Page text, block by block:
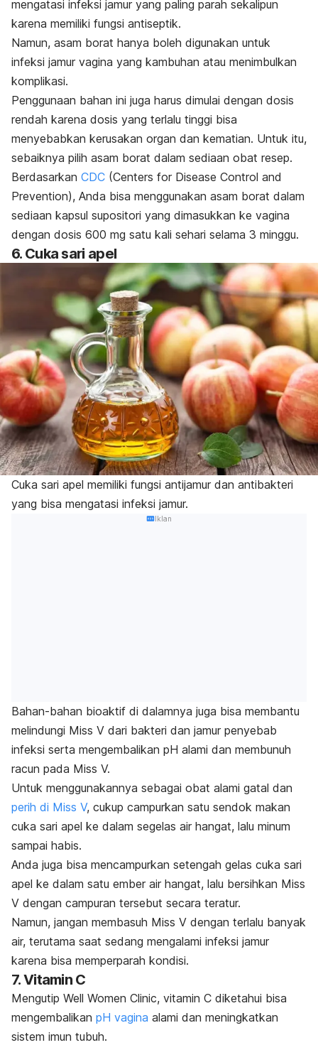
mengatasi infeksi jamur yang paling parah sekalipun
karena memiliki fungsi antiseptik.
Namun, asam borat hanya boleh digunakan untuk
infeksi jamur vagina yang kambuhan atau menimbulkan
komplikasi.
Penggunaan bahan ini juga harus dimulai dengan dosis
rendah karena dosis yang terlalu tinggi bisa
menyebabkan kerusakan organ dan kematian. Untuk itu,
sebaiknya pilih asam borat dalam sediaan obat resep.
Berdasarkan CDC (Centers for Disease Control and
Prevention), Anda bisa menggunakan asam borat dalam
sediaan kapsul supositori yang dimasukkan ke vagina
dengan dosis 600 mg satu kali sehari selama 3 minggu.
6. Cuka sari apel
Cuka sari apel memiliki fungsi antijamur dan antibakteri
yang bisa mengatasi infeksi jamur.
Iklan
Bahan-bahan bioaktif di dalamnya juga bisa membantu
melindungi Miss V dari bakteri dan jamur penyebab
infeksi serta mengembalikan pH alami dan membunuh
racun pada Miss V.
Untuk menggunakannya sebagai obat alami gatal dan
perih di Miss V, cukup campurkan satu sendok makan
cuka sari apel ke dalam segelas air hangat, lalu minum
sampai habis.
Anda juga bisa mencampurkan setengah gelas cuka sari
apel ke dalam satu ember air hangat, lalu bersihkan Miss
V dengan campuran tersebut secara teratur.
Namun, jangan membasuh Miss V dengan terlalu banyak
air, terutama saat sedang mengalami infeksi jamur
karena bisa memperparah kondisi.
7. Vitamin C
Mengutip Well Women Clinic, vitamin C diketahui bisa
mengembalikan pH vagina alami dan meningkatkan
sistem imun tubuh.